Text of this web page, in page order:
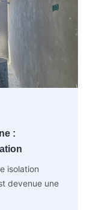
:
isolation
devenue une